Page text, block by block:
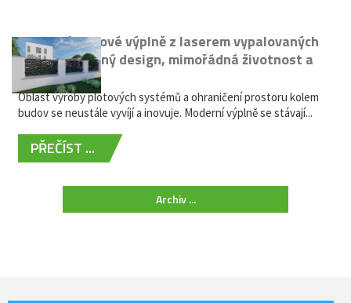
Moderní plotové výplně z laserem vypalovaných
kovů: výjimečný design, mimořádná životnost a
žádná údržba
Oblast výroby plotových systémů a ohraničení prostoru kolem
budov se neustále vyvíjí a inovuje. Moderní výplně se stávají...
PŘEČÍST ...
Archiv ...